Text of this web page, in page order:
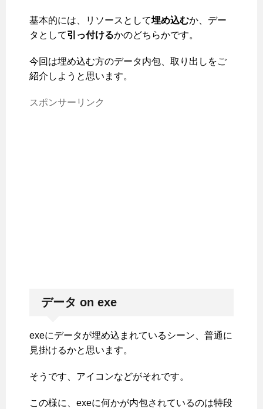
基本的には、リソースとして埋め込むか、デー
タとして引っ付けるかのどちらかです。
今回は埋め込む方のデータ内包、取り出しをご
紹介しようと思います。
スポンサーリンク
データ on exe
exeにデータが埋め込まれているシーン、普通に
見掛けるかと思います。
そうです、アイコンなどがそれです。
この様に、exeに何かが内包されているのは特段